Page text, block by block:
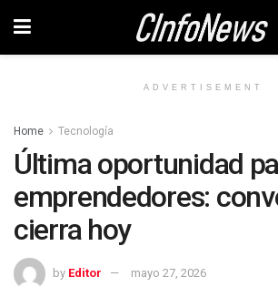
ADVERTISEMENT
Home Tecnología
Última oportunidad
emprendedores:
cierra hoy
by Editor mayo 27, 2026